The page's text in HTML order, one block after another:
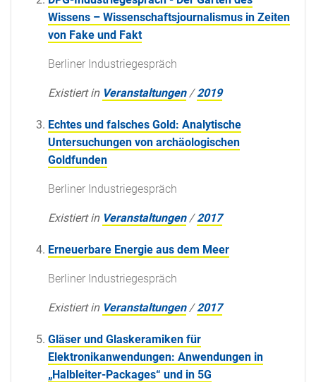
Wissens – Wissenschaftsjournalismus in Zeiten
von Fake und Fakt
Berliner Industriegespräch
Existiert in Veranstaltungen /2019
Echtes und falsches Gold: Analytische
Untersuchungen von archäologischen
Goldfunden
Berliner Industriegespräch
Existiert in Veranstaltungen /2017
Erneuerbare Energie aus dem Meer
Berliner Industriegespräch
Existiert in Veranstaltungen /2017
Gläser und Glaskeramiken für
Elektronikanwendungen: Anwendungen in
„Halbleiter-Packages“ und in 5G